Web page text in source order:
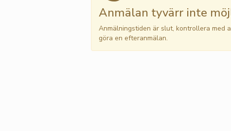
Anmälan tyvärr inte
Anmälningstiden är slut, kontrollera med
göra en efteranmälan.